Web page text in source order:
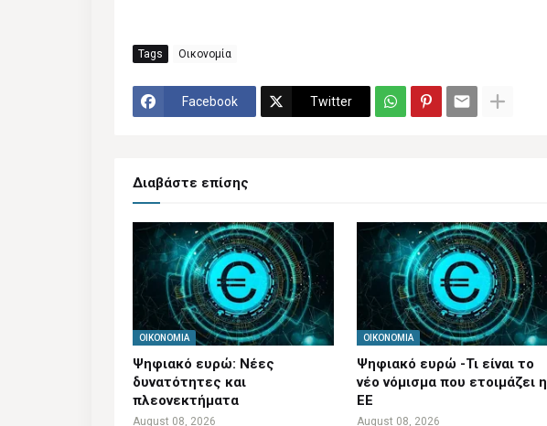
Tags Οικονομία
Facebook Twitter
Διαβάστε επίσης
ΟΙΚΟΝΟΜΊΑ
Ψηφιακό ευρώ: Νέες
δυνατότητες και
πλεονεκτήματα
August 08, 2026
ΟΙΚΟΝΟΜΊΑ
Ψηφιακό ευρώ -Τι είναι το
νέο νόμισμα που ετοιμάζει η
ΕΕ
August 08, 2026